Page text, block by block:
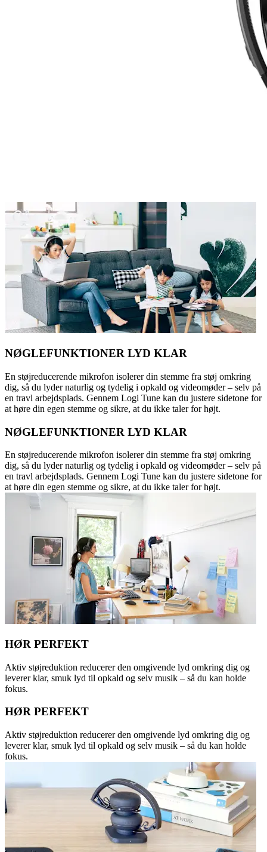
NØGLEFUNKTIONER LYD KLAR
En støjreducerende mikrofon isolerer din stemme fra støj omkring
dig, så du lyder naturlig og tydelig i opkald og videomøder – selv på
en travl arbejdsplads. Gennem Logi Tune kan du justere sidetone for
at høre din egen stemme og sikre, at du ikke taler for højt.
NØGLEFUNKTIONER LYD KLAR
En støjreducerende mikrofon isolerer din stemme fra støj omkring
dig, så du lyder naturlig og tydelig i opkald og videomøder – selv på
en travl arbejdsplads. Gennem Logi Tune kan du justere sidetone for
at høre din egen stemme og sikre, at du ikke taler for højt.
HØR PERFEKT
Aktiv støjreduktion reducerer den omgivende lyd omkring dig og
leverer klar, smuk lyd til opkald og selv musik – så du kan holde
fokus.
HØR PERFEKT
Aktiv støjreduktion reducerer den omgivende lyd omkring dig og
leverer klar, smuk lyd til opkald og selv musik – så du kan holde
fokus.